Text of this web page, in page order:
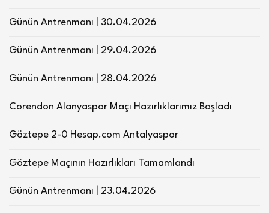
Günün Antrenmanı | 30.04.2026
Günün Antrenmanı | 29.04.2026
Günün Antrenmanı | 28.04.2026
Corendon Alanyaspor Maçı Hazırlıklarımız Başladı
Göztepe 2-0 Hesap.com Antalyaspor
Göztepe Maçının Hazırlıkları Tamamlandı
Günün Antrenmanı | 23.04.2026